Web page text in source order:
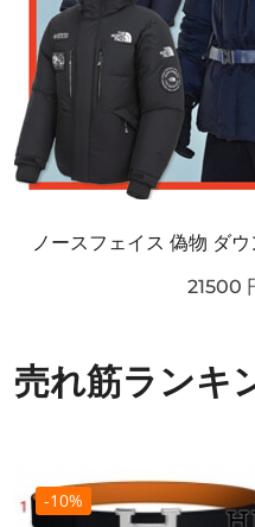
21500
売れ筋ランキ
-10%